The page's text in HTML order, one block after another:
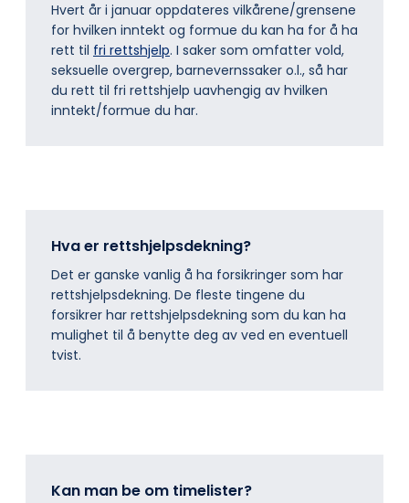
Hvert år i januar oppdateres vilkårene/grensene
for hvilken inntekt og formue du kan ha for å ha
rett til fri rettshjelp. I saker som omfatter vold,
seksuelle overgrep, barnevernssaker o.l., så har
du rett til fri rettshjelp uavhengig av hvilken
inntekt/formue du har.
Hva er rettshjelpsdekning?
Det er ganske vanlig å ha forsikringer som har
rettshjelpsdekning. De fleste tingene du
forsikrer har rettshjelpsdekning som du kan ha
mulighet til å benytte deg av ved en eventuell
tvist.
Kan man be om timelister?